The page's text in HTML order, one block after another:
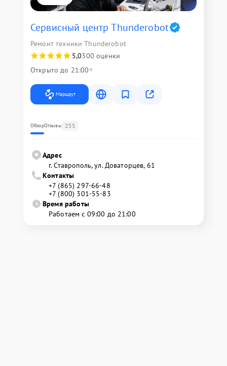
Сервисный центр Thunderobot
Ремонт техники Thunderobot
5,0300 оценки
Открыто до 21:00
Маршрут
ОбзорОтзывы 255
Адрес
г. Ставрополь, ул. Доваторцев, 61
Контакты
+7 (865) 297-66-48
+7 (800) 301-55-83
Время работы
Работаем с 09:00 до 21:00